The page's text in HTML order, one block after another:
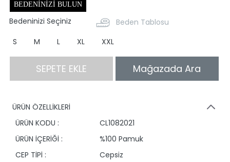
BEDENINIZI BULUN
Bedeninizi Seçiniz
Beden Tablosu
S
M L XL XXL
SEPETE EKLE Mağazada Ara
ÜRÜN ÖZELLİKLERİ
ÜRÜN KODU :
CL1082021
ÜRÜN İÇERİĞİ :
%100 Pamuk
CEP TİPİ :
Cepsiz